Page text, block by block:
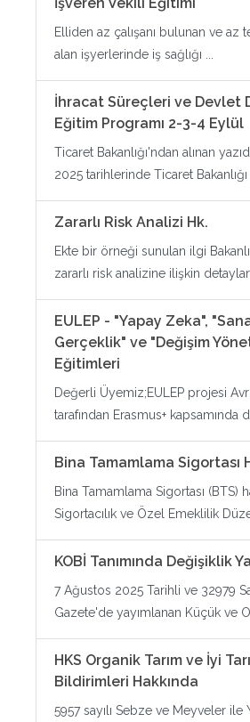
Elliden az çalışanı bulunan ve az
alan işyerlerinde iş sağlığı ...
İhracat Süreçleri ve Devlet
Eğitim Programı 2-3-4 Eylül
Ticaret Bakanlığı'ndan alınan
2025 tarihlerinde Ticaret Bakanlığı
Zararlı Risk Analizi Hk.
Ekte bir örneği sunulan ilgi
zararlı risk analizine ilişkin detayları
EULEP - "Yapay Zeka",
Gerçeklik" ve "Değişim
Eğitimleri
Değerli Üyemiz;EULEP projesi
tarafından Erasmus+ kapsamında
Bina Tamamlama Sigortası
Bina Tamamlama Sigortası (BTS)
Sigortacılık ve Özel Emeklilik
KOBİ Tanımında Değişiklik
7 Ağustos 2025 Tarihli ve 32979
Gazete'de yayımlanan Küçük ve
HKS Organik Tarım ve İyi
Bildirimleri Hakkında
5957 sayılı Sebze ve Meyveler ile